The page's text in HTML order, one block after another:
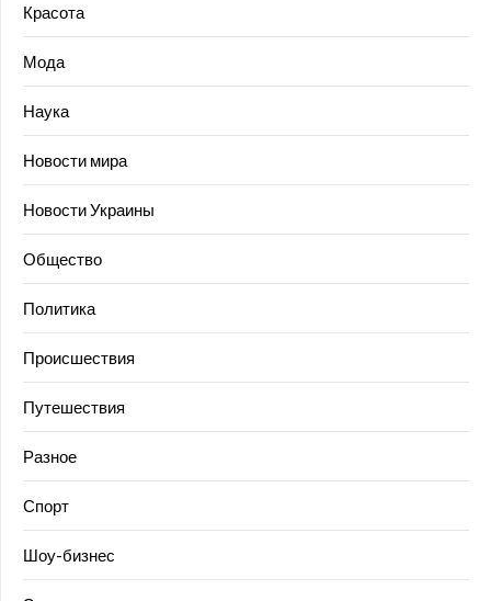
Красота
Мода
Наука
Новости мира
Новости Украины
Общество
Политика
Происшествия
Путешествия
Разное
Спорт
Шоу-бизнес